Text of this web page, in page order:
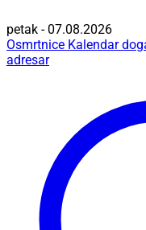
petak - 07.08.2026
Osmrtnice Kalendar
adresar